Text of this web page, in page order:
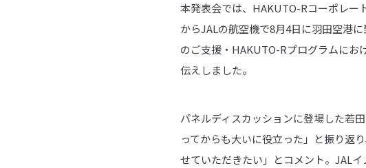
本発表会では、HAKUTO-Rコーポレー
からJALの航空機で8月4日に羽田空港
のご支援・HAKUTO-Rプログラムにお
伝えしました。
パネルディスカッションに登場した若
ってからも大いに役立った」と振り返
せていただきたい」とコメント。JAL